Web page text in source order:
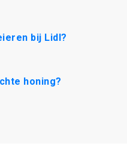
bij Lidl?
honing?